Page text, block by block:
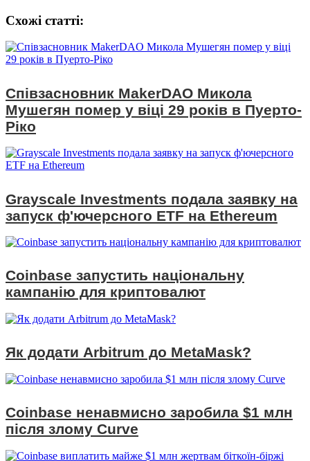
Схожі статтi:
Співзасновник MakerDAO Микола
Мушегян помер у віці 29 років в Пуерто-
Ріко
Grayscale Investments подала заявку на
запуск ф'ючерсного ETF на Ethereum
Coinbase запустить національну
кампанію для криптовалют
Як додати Arbitrum до MetaMask?
Coinbase ненавмисно заробила $1 млн
після злому Curve